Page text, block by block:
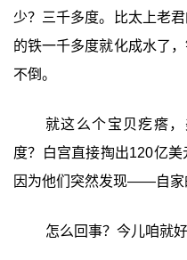
少？三千多度。比太上老
的铁一千多度就化成水了
不倒。
就这么个宝贝疙瘩
度？白宫直接掏出120亿美
因为他们突然发现——自家
怎么回事？今儿咱就